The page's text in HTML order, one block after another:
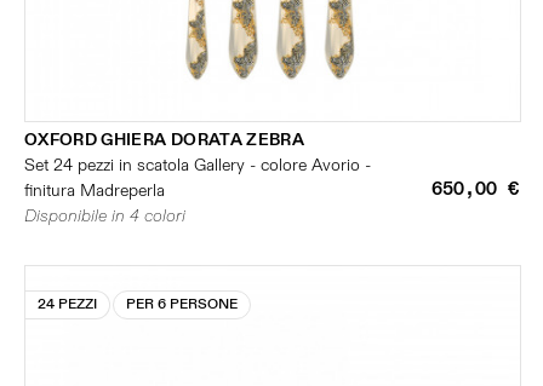
OXFORD GHIERA DORATA ZEBRA
Set 24 pezzi in scatola Gallery - colore Avorio -
finitura Madreperla
650,00 €
Disponibile in 4 colori
24 PEZZI PER 6 PERSONE